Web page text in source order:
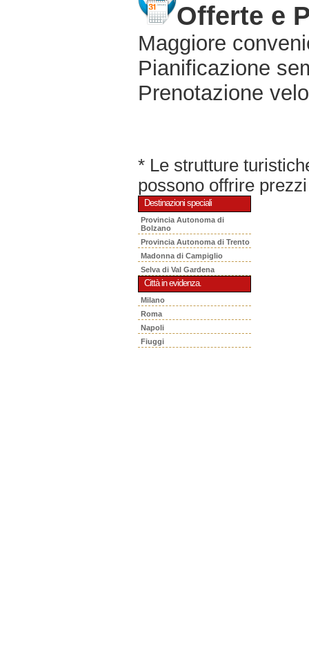
Offerte e
Maggiore
Pianificazione
Prenotazione
* Le strutture
possono offrire
Destinazioni speciali
Provincia Autonoma di
Bolzano
Provincia Autonoma di Trento
Madonna di Campiglio
Selva di Val Gardena
Città in evidenza.
Milano
Roma
Napoli
Fiuggi